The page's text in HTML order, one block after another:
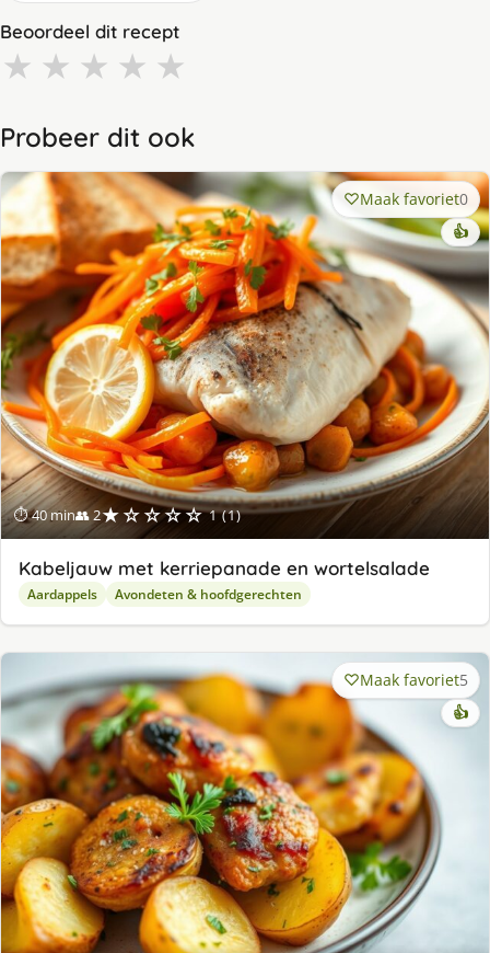
Beoordeel dit recept
★ ★ ★ ★ ★
Probeer dit ook
⏱ 40 min👥 2★☆☆☆☆ 1 (1)
Maak favoriet0
👍
Kabeljauw met kerriepanade en wortelsalade
Aardappels Avondeten & hoofdgerechten
Maak favoriet5
👍